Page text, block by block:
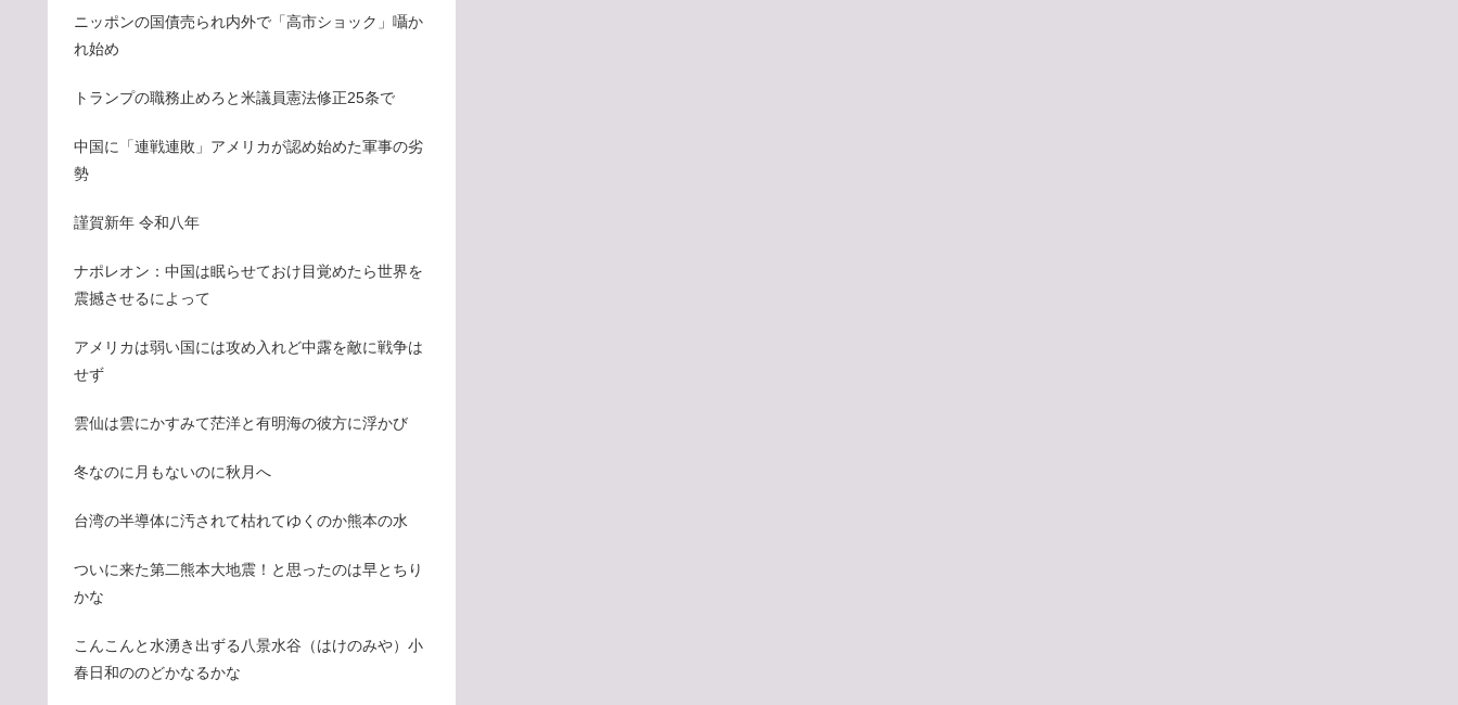
ニッポンの国債売られ内外で「高市ショック」囁か
れ始め
トランプの職務止めろと米議員憲法修正25条で
中国に「連戦連敗」アメリカが認め始めた軍事の劣
勢
謹賀新年 令和八年
ナポレオン：中国は眠らせておけ目覚めたら世界を
震撼させるによって
アメリカは弱い国には攻め入れど中露を敵に戦争は
せず
雲仙は雲にかすみて茫洋と有明海の彼方に浮かび
冬なのに月もないのに秋月へ
台湾の半導体に汚されて枯れてゆくのか熊本の水
ついに来た第二熊本大地震！と思ったのは早とちり
かな
こんこんと水湧き出ずる八景水谷（はけのみや）小
春日和ののどかなるかな